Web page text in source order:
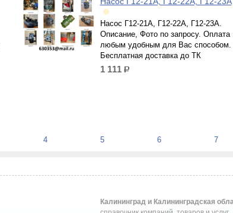
Насос Г12-21А, Г12-22А, Г12-23А.
Описание, Фото по запросу. Оплата
любым удобным для Вас способом.
Бесплатная доставка до ТК
1 111 р.
4 5 6 7
Калининград и Калининградская